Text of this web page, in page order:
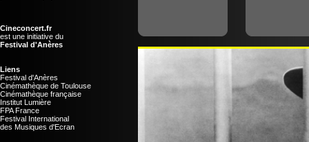
Cineconcert.fr
est une initiative du
Festival d'Anères
Liens
Festival d'Anères
Cinémathèque de Toulouse
Cinémathèque française
Institut Lumière
FPA France
Festival International
des Musiques d'Ecran